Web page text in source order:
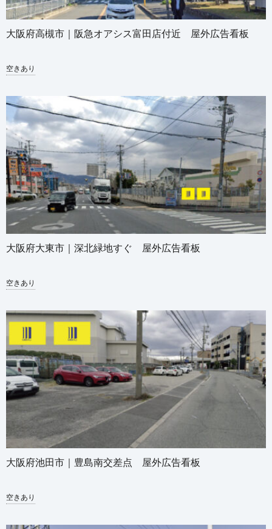
大阪府高槻市｜阪急オアシス富田店付近 屋外広告看板
空きあり
大阪府大東市｜深北緑地すぐ 屋外広告看板
空きあり
大阪府池田市｜豊島南交差点 屋外広告看板
空きあり